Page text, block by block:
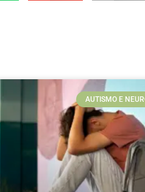
AUTISMO E